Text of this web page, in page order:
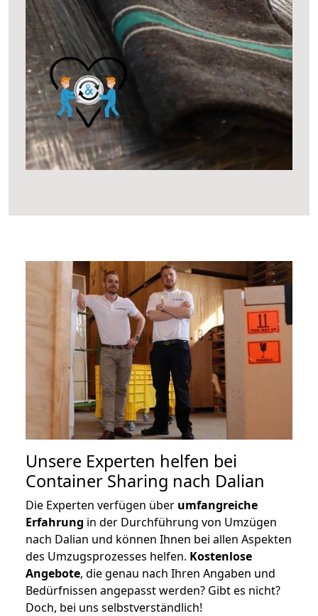
Unsere Experten helfen bei
Container Sharing nach Dalian
Die Experten verfügen über umfangreiche
Erfahrung in der Durchführung von Umzügen
nach Dalian und können Ihnen bei allen Aspekten
des Umzugsprozesses helfen. Kostenlose
Angebote, die genau nach Ihren Angaben und
Bedürfnissen angepasst werden? Gibt es nicht?
Doch, bei uns selbstverständlich!